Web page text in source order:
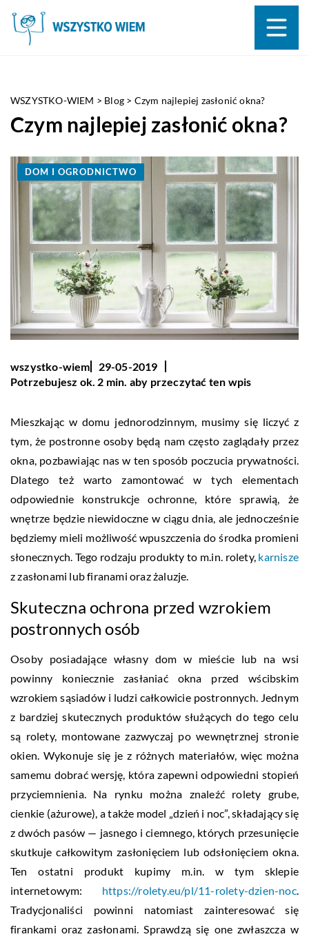
WSZYSTKO-WIEM > Blog > Czym najlepiej zasłonić okna?
Czym najlepiej zasłonić okna?
DOM I OGRODNICTWO
wszystko-wiem
29-05-2019
Potrzebujesz ok. 2 min. aby przeczytać ten wpis
Mieszkając w domu jednorodzinnym, musimy się liczyć z
tym, że postronne osoby będą nam często zaglądały przez
okna, pozbawiając nas w ten sposób poczucia prywatności.
Dlatego też warto zamontować w tych elementach
odpowiednie konstrukcje ochronne, które sprawią, że
wnętrze będzie niewidoczne w ciągu dnia, ale jednocześnie
będziemy mieli możliwość wpuszczenia do środka promieni
słonecznych. Tego rodzaju produkty to m.in. rolety, karnisze
z zasłonami lub firanami oraz żaluzje.
Skuteczna ochrona przed wzrokiem
postronnych osób
Osoby posiadające własny dom w mieście lub na wsi
powinny koniecznie zasłaniać okna przed wścibskim
wzrokiem sąsiadów i ludzi całkowicie postronnych. Jednym
z bardziej skutecznych produktów służących do tego celu
są rolety, montowane zazwyczaj po wewnętrznej stronie
okien. Wykonuje się je z różnych materiałów, więc można
samemu dobrać wersję, która zapewni odpowiedni stopień
przyciemnienia. Na rynku można znaleźć rolety grube,
cienkie (ażurowe), a także model „dzień i noc”, składający się
z dwóch pasów — jasnego i ciemnego, których przesunięcie
skutkuje całkowitym zasłonięciem lub odsłonięciem okna.
Ten ostatni produkt kupimy m.in. w tym sklepie
internetowym: https://rolety.eu/pl/11-rolety-dzien-noc.
Tradycjonaliści powinni natomiast zainteresować się
firankami oraz zasłonami. Sprawdzą się one zwłaszcza w